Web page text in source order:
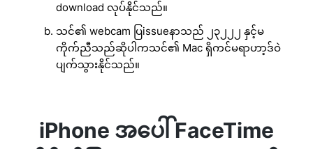
download လုပ်နိုင်သည်။
သင်၏ webcam ပြissueနာသည် ၂၃၂၂၂ နှင့်မ
ကိုက်ညီသည်ဆိုပါကသင်၏ Mac ရှိကင်မရာဟာ့ဒ်ဝဲ
ပျက်သွားနိုင်သည်။
iPhone အပေါ် FaceTime